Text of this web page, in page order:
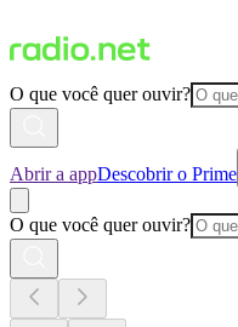
O que você quer ouvir?
Abrir a appDescobrir o Prime
O que você quer ouvir?